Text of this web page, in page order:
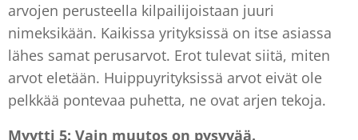
arvojen perusteella kilpailijoistaan juuri
nimeksikään. Kaikissa yrityksissä on itse asiassa
lähes samat perusarvot. Erot tulevat siitä, miten
arvot eletään. Huippuyrityksissä arvot eivät ole
pelkkää pontevaa puhetta, ne ovat arjen tekoja.
Myytti 5: Vain muutos on pysyvää.